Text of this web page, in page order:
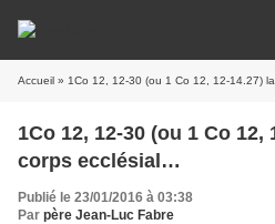
Accueil » 1Co 12, 12-30 (ou 1 Co 12, 12-14.27)
1Co 12, 12-30 (ou 1 Co 12,
corps ecclésial…
Publié le 23/01/2016 à 03:38
Par père Jean-Luc Fabre